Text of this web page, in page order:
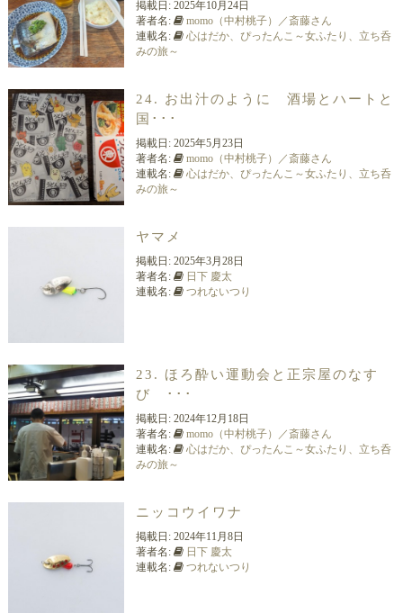
掲載日: 2025年10月24日
著者名:
momo（中村桃子）／斎藤さん
連載名:
心はだか、ぴったんこ～女ふたり、立ち呑
みの旅～
24. お出汁のように 酒場とハートと
国･･･
掲載日: 2025年5月23日
著者名:
momo（中村桃子）／斎藤さん
連載名:
心はだか、ぴったんこ～女ふたり、立ち呑
みの旅～
ヤマメ
掲載日: 2025年3月28日
著者名:
日下 慶太
連載名:
つれないつり
23. ほろ酔い運動会と正宗屋のなす
び ･･･
掲載日: 2024年12月18日
著者名:
momo（中村桃子）／斎藤さん
連載名:
心はだか、ぴったんこ～女ふたり、立ち呑
みの旅～
ニッコウイワナ
掲載日: 2024年11月8日
著者名:
日下 慶太
連載名:
つれないつり